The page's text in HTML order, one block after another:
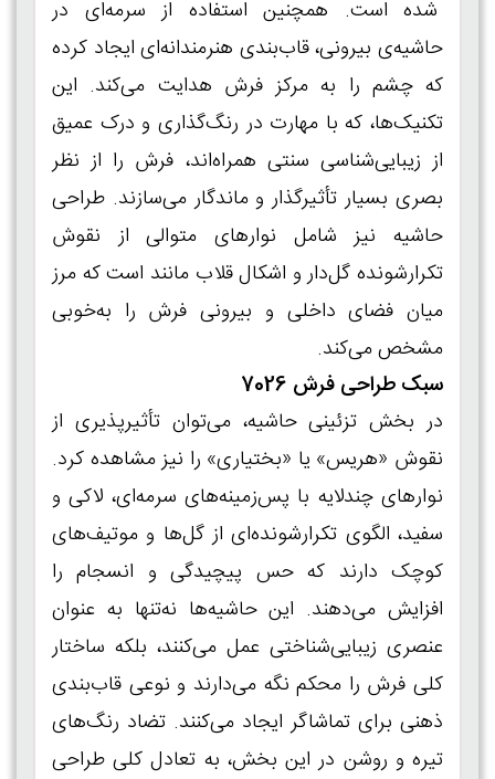
شده است. همچنین استفاده از سرمه‌ای در
حاشیه‌ی بیرونی، قاب‌بندی هنرمندانه‌ای ایجاد کرده
که چشم را به مرکز فرش هدایت می‌کند. این
تکنیک‌ها، که با مهارت در رنگ‌گذاری و درک عمیق
از زیبایی‌شناسی سنتی همراه‌اند، فرش را از نظر
بصری بسیار تأثیرگذار و ماندگار می‌سازند. طراحی
حاشیه نیز شامل نوارهای متوالی از نقوش
تکرارشونده گل‌دار و اشکال قلاب‌ مانند است که مرز
میان فضای داخلی و بیرونی فرش را به‌خوبی
مشخص می‌کند.
سبک طراحی فرش 7026
در بخش تزئینی حاشیه، می‌توان تأثیرپذیری از
نقوش «هریس» یا «بختیاری» را نیز مشاهده کرد.
نوارهای چندلایه با پس‌زمینه‌های سرمه‌ای، لاکی و
سفید، الگوی تکرارشونده‌ای از گل‌ها و موتیف‌های
کوچک دارند که حس پیچیدگی و انسجام را
افزایش می‌دهند. این حاشیه‌ها نه‌تنها به عنوان
عنصری زیبایی‌شناختی عمل می‌کنند، بلکه ساختار
کلی فرش را محکم نگه می‌دارند و نوعی قاب‌بندی
ذهنی برای تماشاگر ایجاد می‌کنند. تضاد رنگ‌های
تیره و روشن در این بخش، به تعادل کلی طراحی